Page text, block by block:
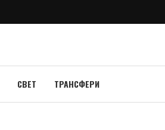
СВЕТ ТРАНСФЕРИ